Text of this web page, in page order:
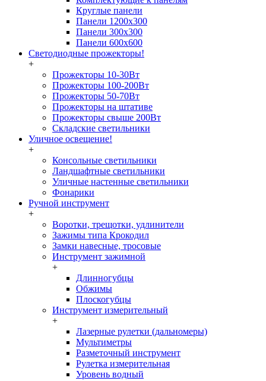
Круглые панели
Панели 1200х300
Панели 300х300
Панели 600х600
Светодиодные прожекторы!
+
Прожекторы 10-30Вт
Прожекторы 100-200Вт
Прожекторы 50-70Вт
Прожекторы на штативе
Прожекторы свыше 200Вт
Складские светильники
Уличное освещение!
+
Консольные светильники
Ландшафтные светильники
Уличные настенные светильники
Фонарики
Ручной инструмент
+
Воротки, трещотки, удлинители
Зажимы типа Крокодил
Замки навесные, тросовые
Инструмент зажимной
+
Длинногубцы
Обжимы
Плоскогубцы
Инструмент измерительный
+
Лазерные рулетки (дальномеры)
Мультиметры
Разметочный инструмент
Рулетка измерительная
Уровень водный